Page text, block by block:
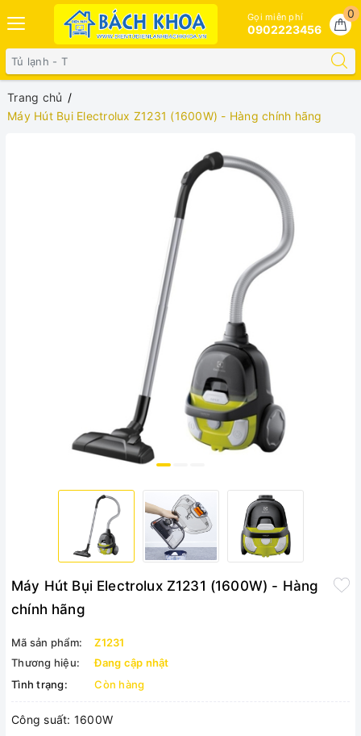
0
Gọi miễn phí
0902223456
Trang chủ
Máy Hút Bụi Electrolux Z1231 (1600W) - Hàng chính hãng
Máy Hút Bụi Electrolux Z1231 (1600W) - Hàng
chính hãng
Mã sản phẩm:
Z1231
Thương hiệu:
Đang cập nhật
Tình trạng:
Còn hàng
Công suất: 1600W